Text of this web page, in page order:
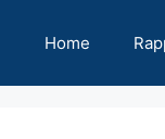
Home